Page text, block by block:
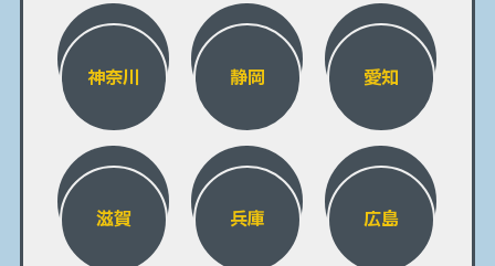
神奈川 静岡 愛知
滋賀 兵庫 広島